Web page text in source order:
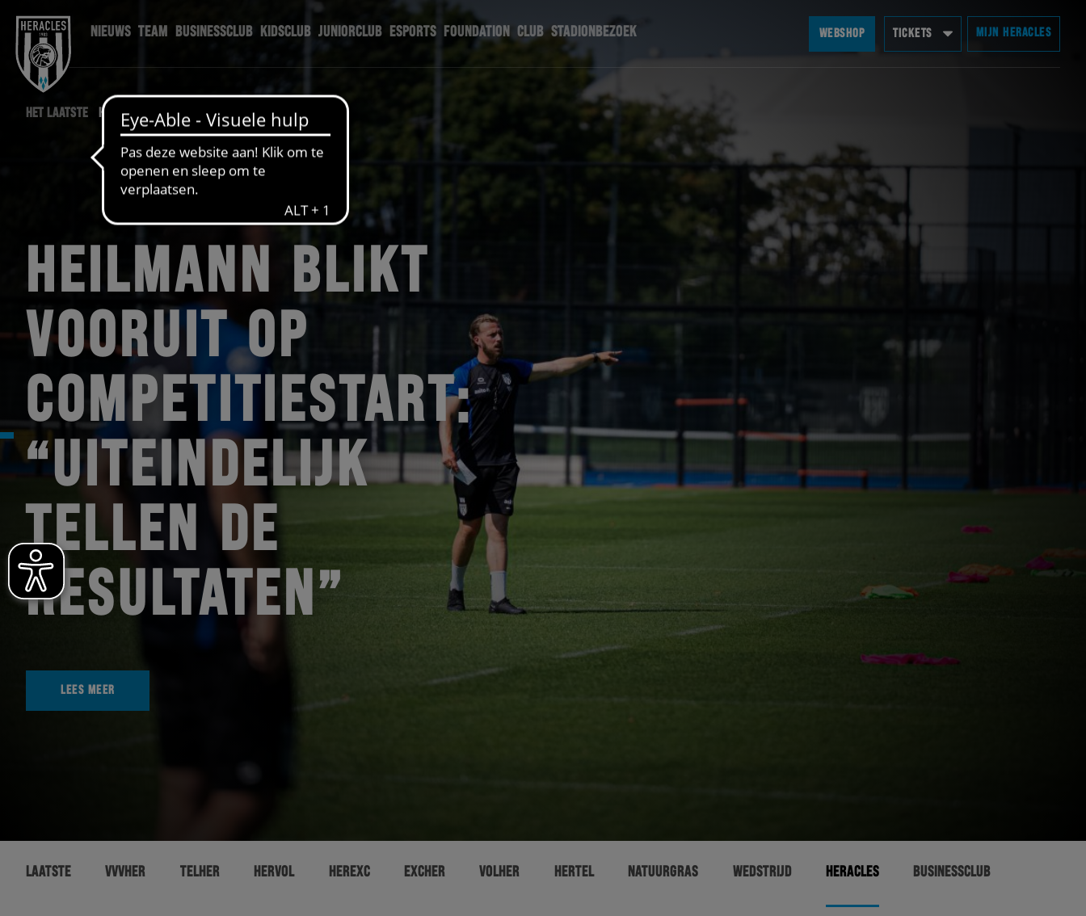
NIEUWS TEAM BUSINESSCLUB KIDSCLUB JUNIORCLUB ESPORTS FOUNDATION CLUB STADIONBEZOEK WEBSHOP TICKETS MIJN HERACLES
HET LAATSTE HERACLES NIEUWS
HEILMANN BLIKT
VOORUIT OP
COMPETITIESTART:
“UITEINDELIJK
TELLEN DE
RESULTATEN”
LEES MEER
LAATSTE VVVHER TELHER HERVOL HEREXC EXCHER VOLHER HERTEL NATUURGRAS WEDSTRIJD HERACLES BUSINESSCLUB